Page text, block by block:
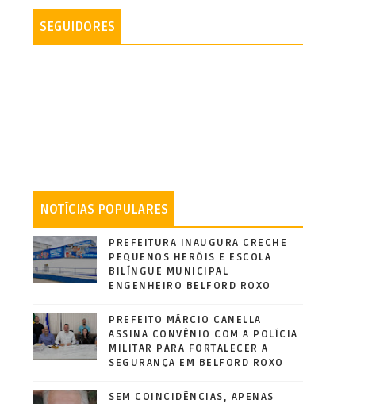
SEGUIDORES
NOTÍCIAS POPULARES
PREFEITURA INAUGURA CRECHE
PEQUENOS HERÓIS E ESCOLA
BILÍNGUE MUNICIPAL
ENGENHEIRO BELFORD ROXO
PREFEITO MÁRCIO CANELLA
ASSINA CONVÊNIO COM A POLÍCIA
MILITAR PARA FORTALECER A
SEGURANÇA EM BELFORD ROXO
SEM COINCIDÊNCIAS, APENAS